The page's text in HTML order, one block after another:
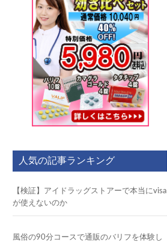
人気の記事ランキング
【検証】アイドラッグストアーで本当にvisa
が使えないのか
風俗の90分コースで通販のバリフを体験し